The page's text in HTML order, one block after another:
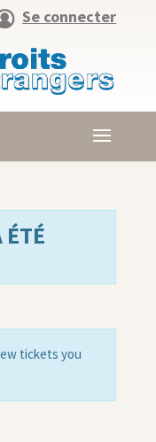
Se connecter
tickets you